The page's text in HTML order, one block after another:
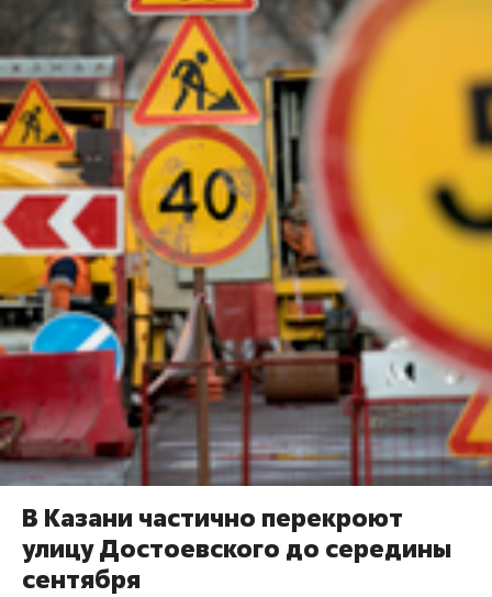
В Казани частично перекроют
улицу Достоевского до середины
сентября